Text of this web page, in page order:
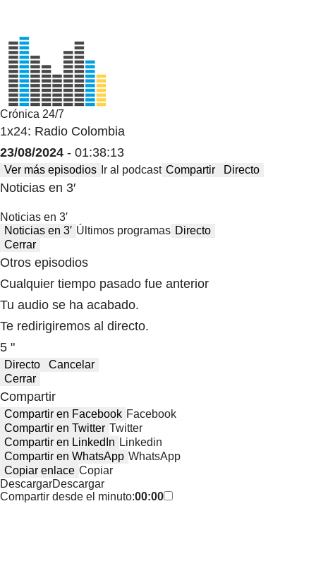
Crónica 24/7
1x24: Radio Colombia
23/08/2024 - 01:38:13
Ver más episodios Ir al podcast Compartir Directo
Noticias en 3′
Noticias en 3′
Noticias en 3′ Últimos programas Directo
Cerrar
Otros episodios
Cualquier tiempo pasado fue anterior
Tu audio se ha acabado.
Te redirigiremos al directo.
5 "
Directo
Cancelar
Cerrar
Compartir
Compartir en Facebook Facebook
Compartir en Twitter Twitter
Compartir en LinkedIn Linkedin
Compartir en WhatsApp WhatsApp
Copiar enlace Copiar
DescargarDescargar
Compartir desde el minuto:00:00